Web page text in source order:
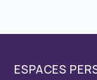
ESPACES